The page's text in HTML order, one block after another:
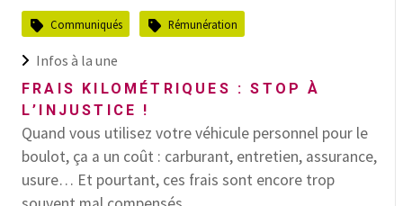
Communiqués Rémunération
Infos à la une
FRAIS KILOMÉTRIQUES : STOP À
L’INJUSTICE !
Quand vous utilisez votre véhicule personnel pour le
boulot, ça a un coût : carburant, entretien, assurance,
usure… Et pourtant, ces frais sont encore trop